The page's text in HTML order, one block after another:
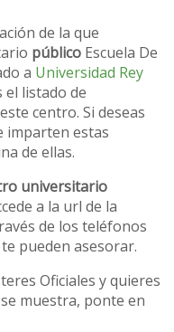
de la que
público Escuela De
a Universidad Rey
el listado de
centro. Si deseas
imparten estas
de ellas.
universitario
a la url de la
de los teléfonos
pueden asesorar.
Oficiales y quieres
muestra, ponte en